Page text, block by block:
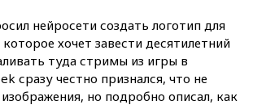
нейросети создать логотип для
хочет завести десятилетний
туда стримы из игры в
сразу честно признался, что не
но подробно описал, как